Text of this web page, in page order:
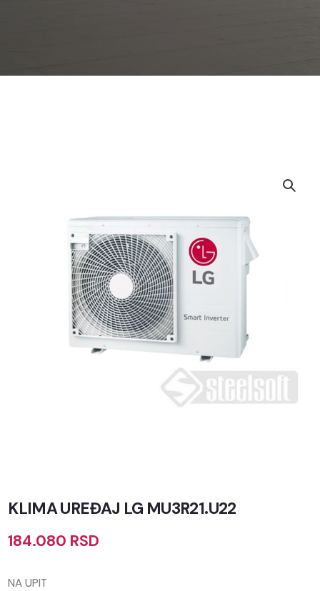
KLIMA UREĐAJ LG MU3R21.U22
184.080 RSD
NA UPIT